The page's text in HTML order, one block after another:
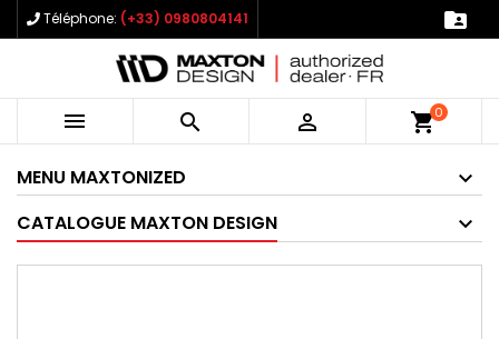
Téléphone: (+33) 0980804141 
   shopping_cart0
MENU MAXTONIZED
CATALOGUE MAXTON DESIGN